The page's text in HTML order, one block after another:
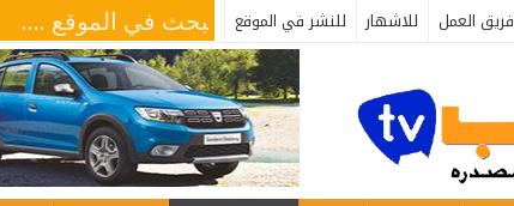
فريق العمل للاشهار للنشر في الموقع